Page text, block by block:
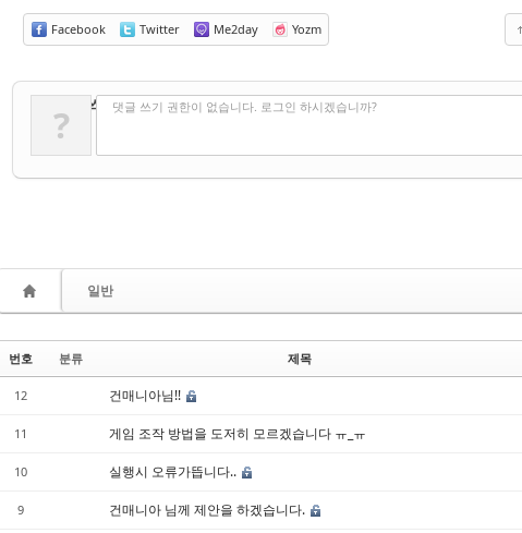
Facebook Twitter Me2day Yozm
댓글 쓰기
? 댓글 쓰기 권한이 없습니다. 로그인 하시겠습니까?
일반
번호 분류 제목
12 건매니아님!!
11 게임 조작 방법을 도저히 모르겠습니다 ㅠ_ㅠ
10 실행시 오류가뜹니다..
9 건매니아 님께 제안을 하겠습니다.